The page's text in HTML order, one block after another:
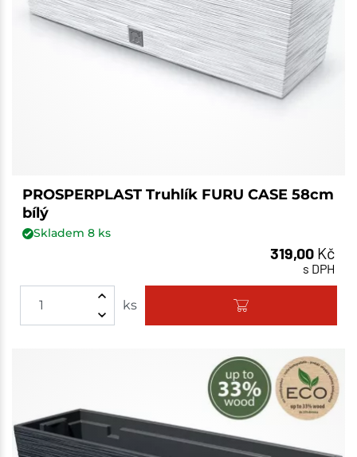
PROSPERPLAST Truhlík FURU CASE 58cm
bílý
Skladem 8ks
319,00 Kč
s DPH
ks